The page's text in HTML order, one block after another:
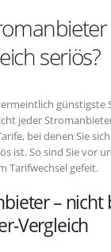
seriös?
günstigste
jeder
bei denen Sie
ist. So sind Sie vor
Tarifwechsel gefeit.
– nicht
Vergleich